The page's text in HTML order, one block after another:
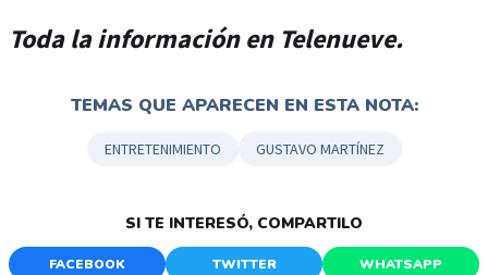
Toda la información en Telenueve.
TEMAS QUE APARECEN EN ESTA NOTA:
ENTRETENIMIENTO GUSTAVO MARTÍNEZ
SI TE INTERESÓ, COMPARTILO
FACEBOOK TWITTER WHATSAPP